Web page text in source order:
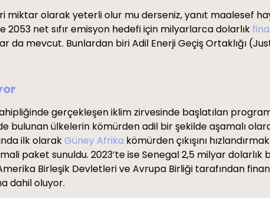
miktar olarak yeterli olur mu derseniz, yanıt maalesef
2053 net sıfır emisyon hedefi için milyarlarca dolarlık
da mevcut. Bunlardan biri Adil Enerji Geçiş Ortaklığı
gerçekleşen iklim zirvesinde başlatılan
ülkelerin kömürden adil bir şekilde aşamalı
ilk olarakGüney Afrika kömürden çıkışını
paket sunuldu. 2023’te ise Senegal 2,5 milyar
Birleşik Devletleri ve Avrupa Birliği tarafından
dahil oluyor.